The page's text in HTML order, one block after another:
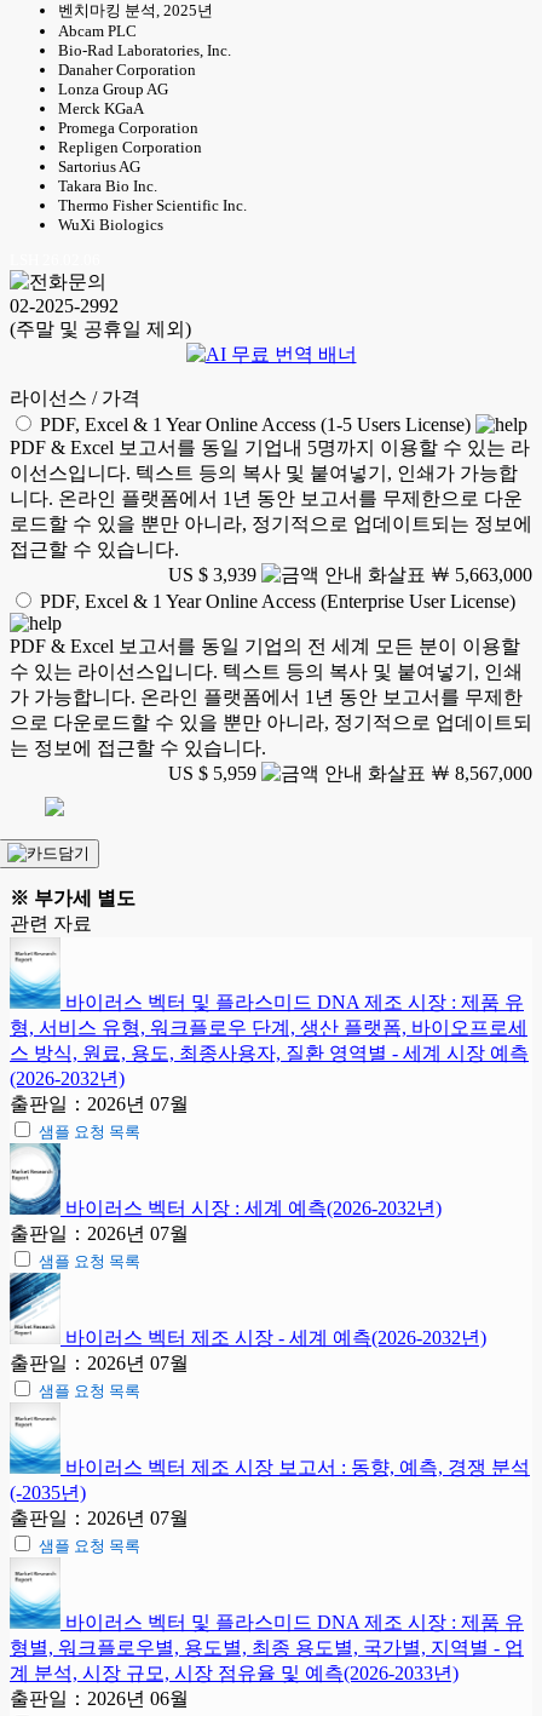
벤치마킹 분석, 2025년
Abcam PLC
Bio-Rad Laboratories, Inc.
Danaher Corporation
Lonza Group AG
Merck KGaA
Promega Corporation
Repligen Corporation
Sartorius AG
Takara Bio Inc.
Thermo Fisher Scientific Inc.
WuXi Biologics
02-2025-2992
(주말 및 공휴일 제외)
라이선스 / 가격
PDF, Excel & 1 Year Online Access (1-5 Users License)
PDF & Excel 보고서를 동일 기업내 5명까지 이용할 수 있는 라
이선스입니다. 텍스트 등의 복사 및 붙여넣기, 인쇄가 가능합
니다. 온라인 플랫폼에서 1년 동안 보고서를 무제한으로 다운
로드할 수 있을 뿐만 아니라, 정기적으로 업데이트되는 정보에
접근할 수 있습니다.
US $ 3,939
￦ 5,663,000
PDF, Excel & 1 Year Online Access (Enterprise User License)
PDF & Excel 보고서를 동일 기업의 전 세계 모든 분이 이용할
수 있는 라이선스입니다. 텍스트 등의 복사 및 붙여넣기, 인쇄
가 가능합니다. 온라인 플랫폼에서 1년 동안 보고서를 무제한
으로 다운로드할 수 있을 뿐만 아니라, 정기적으로 업데이트되
는 정보에 접근할 수 있습니다.
US $ 5,959
￦ 8,567,000
※ 부가세 별도
관련 자료
바이러스 벡터 및 플라스미드 DNA 제조 시장 : 제품 유
형, 서비스 유형, 워크플로우 단계, 생산 플랫폼, 바이오프로세
스 방식, 원료, 용도, 최종사용자, 질환 영역별 - 세계 시장 예측
(2026-2032년)
출판일：2026년 07월
샘플 요청 목록
바이러스 벡터 시장 : 세계 예측(2026-2032년)
출판일：2026년 07월
샘플 요청 목록
바이러스 벡터 제조 시장 - 세계 예측(2026-2032년)
출판일：2026년 07월
샘플 요청 목록
바이러스 벡터 제조 시장 보고서 : 동향, 예측, 경쟁 분석
(-2035년)
출판일：2026년 07월
샘플 요청 목록
바이러스 벡터 및 플라스미드 DNA 제조 시장 : 제품 유
형별, 워크플로우별, 용도별, 최종 용도별, 국가별, 지역별 - 업
계 분석, 시장 규모, 시장 점유율 및 예측(2026-2033년)
출판일：2026년 06월